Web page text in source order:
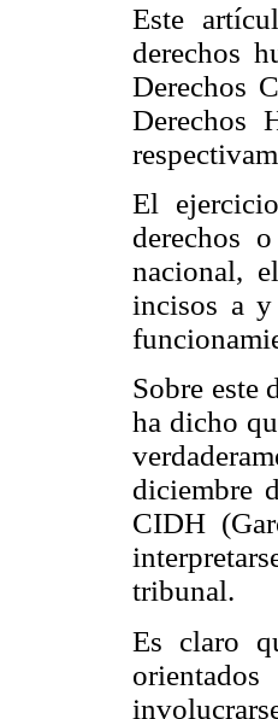
Este
derechos
Derechos
Derechos
El
derechos
nacional,
incisos a
Sobre este
ha dicho
diciembre
CIDH
tribunal.
Es claro